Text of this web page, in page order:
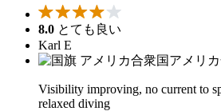
8.0 とても良い
Karl E
アメリ
Visibility improving, no current to
relaxed diving